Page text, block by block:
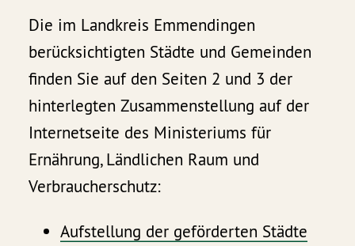
Die im Landkreis Emmendingen
berücksichtigten Städte und Gemeinden
finden Sie auf den Seiten 2 und 3 der
hinterlegten Zusammenstellung auf der
Internetseite des Ministeriums für
Ernährung, Ländlichen Raum und
Verbraucherschutz:
Aufstellung der geförderten Städte